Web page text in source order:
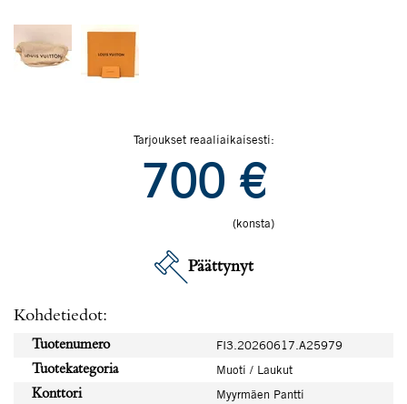
Tarjoukset reaaliaikaisesti:
700 €
(konsta)
Päättynyt
Kohdetiedot:
Tuotenumero
FI3.20260617.A25979
Tuotekategoria
Muoti / Laukut
Konttori
Myyrmäen Pantti